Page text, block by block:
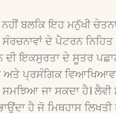
ਬਲਕਿ ਇਹ ਮਨੁੱਖੀ
ਦੇ ਪੈਟਰਨ
ਦੀ ਇਕਸੁਰਤਾ ਦੇ ਸੂਤਰ
ਪ੍ਰਸੰਗਿਕ
ਜਾ ਸਕਦਾ ਹੈ।
ਹੈ ਜੋ ਮਿਥਹਾਸ